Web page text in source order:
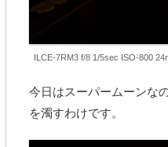
ILCE-7RM3 f/8 1/5sec ISO-800
今日はスーパームーンな
を濁すわけです。